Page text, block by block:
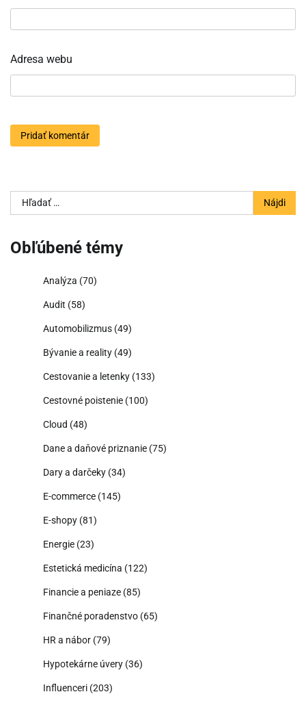
Adresa webu
Hľadať:
Obľúbené témy
Analýza (70)
Audit (58)
Automobilizmus (49)
Bývanie a reality (49)
Cestovanie a letenky (133)
Cestovné poistenie (100)
Cloud (48)
Dane a daňové priznanie (75)
Dary a darčeky (34)
E-commerce (145)
E-shopy (81)
Energie (23)
Estetická medicína (122)
Financie a peniaze (85)
Finančné poradenstvo (65)
HR a nábor (79)
Hypotekárne úvery (36)
Influenceri (203)